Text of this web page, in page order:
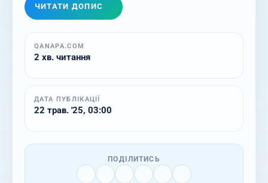
ЧИТАТИ ДОПИС
QANAPA.COM
2 хв. читання
ДАТА ПУБЛІКАЦІЇ
22 трав. '25, 03:00
ПОДІЛИТИСЬ